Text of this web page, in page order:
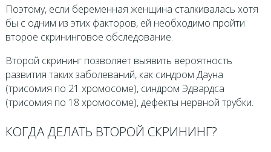
Поэтому, если беременная женщина сталкивалась хотя
бы с одним из этих факторов, ей необходимо пройти
второе скрининговое обследование.
Второй скрининг позволяет выявить вероятность
развития таких заболеваний, как синдром Дауна
(трисомия по 21 хромосоме), синдром Эдвардса
(трисомия по 18 хромосоме), дефекты нервной трубки.
КОГДА ДЕЛАТЬ ВТОРОЙ СКРИНИНГ?